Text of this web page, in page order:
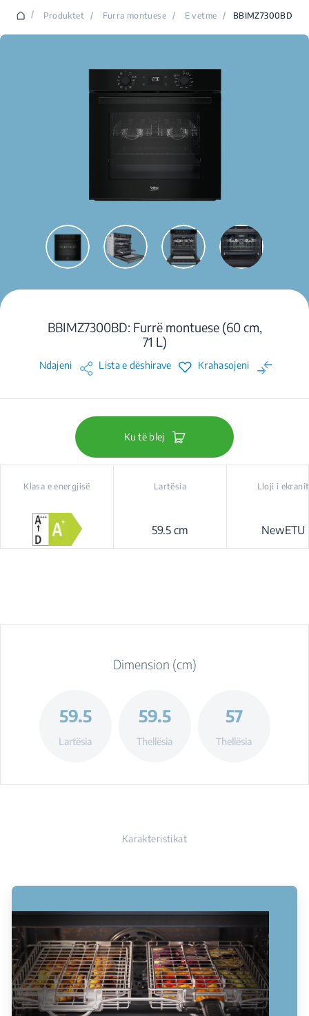
/ Produktet / Furra montuese / E vetme / BBIMZ7300BD
BBIMZ7300BD: Furrë montuese (60 cm,
71 L)
Ndajeni Lista e dëshirave Krahasojeni
Ku të blej
Klasa e energjisë Lartësia
59.5 cm
Lloji i ekranit
NewETU
Dimension (cm)
59.5
Lartësia
59.5
Thellësia
57
Thellësia
Karakteristikat